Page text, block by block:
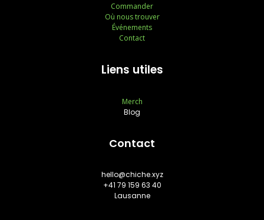
Liens utiles
Contact
Commander
Où nous trouver
Événements
Contact
Merch
Blog
hello@chiche.xyz
+41 79 159 63 40
Lausanne